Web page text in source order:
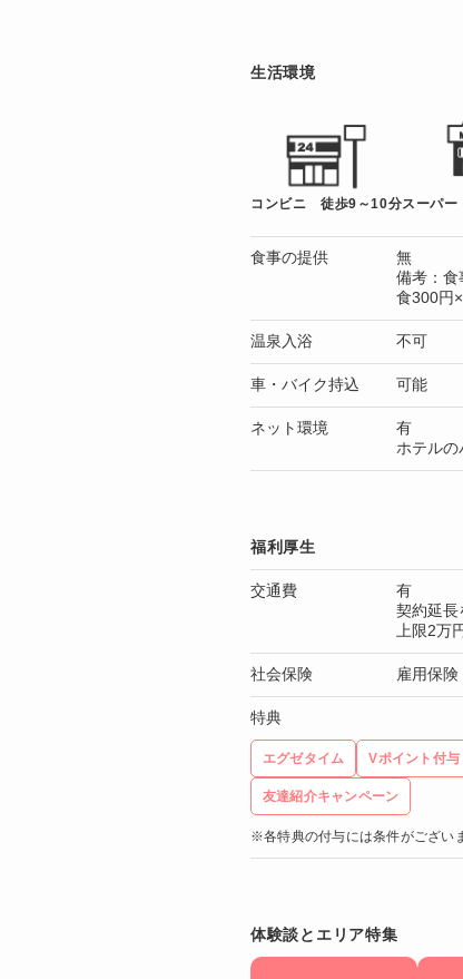
生活環境
コンビニ 徒歩9～10分スーパ
食事の提供
無
備考：食
食300円
温泉入浴 不可
車・バイク持込 可能
ネット環境
有
ホテル
福利厚生
交通費
有
契約延長
上限2万
社会保険 雇用保
特典
エグゼタイム Vポイント付与
友達紹介キャンペーン
※各特典の付与には条件がござい
体験談とエリア特集